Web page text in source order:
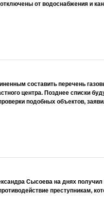
от водоснабжения и
составить перечень
центра. Позднее списки
подобных объектов,
Сысоева на днях
преступникам,